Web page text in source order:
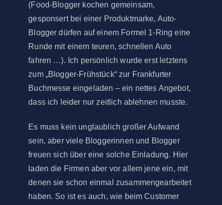
(Food-Blogger kochen gemeinsam,
gesponsert bei einer Produktmarke, Auto-
Blogger dürfen auf einem Formel 1-Ring eine
Runde mit einem teuren, schnellen Auto
fahren …). Ich persönlich wurde erst letztens
zum „Blogger-Frühstück“ zur Frankfurter
Buchmesse eingeladen – ein nettes Angebot,
dass ich leider nur zeitlich ablehnen musste.
Es muss kein unglaublich großer Aufwand
sein, aber viele Bloggerinnen und Blogger
freuen sich über eine solche Einladung. Hier
laden die Firmen aber vor allem jene ein, mit
denen sie schon einmal zusammengearbeitet
haben. So ist es auch, wie beim Customer